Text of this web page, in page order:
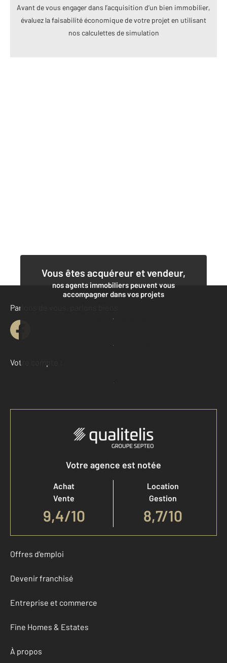
Avant de vous engager dans l’acquisition d’un bien immobilier,
évaluez la faisabilité économique de votre projet en utilisant
nos calculettes de simulation
Vous êtes acquéreur et vendeur,
nos agents immobiliers peuvent vous
accompagner dans vos projets
Contacter l'agence
Demander une estimation
Parlons de vous, parlons biens
Votre compte :
Accéder à mon compte
Votre agence est notée
Achat
Vente
9,4/10
Location
Gestion
8,7/10
Offres d'emploi
Devenir franchisé
Entreprise et commerce
Fine Homes & Estates
À propos